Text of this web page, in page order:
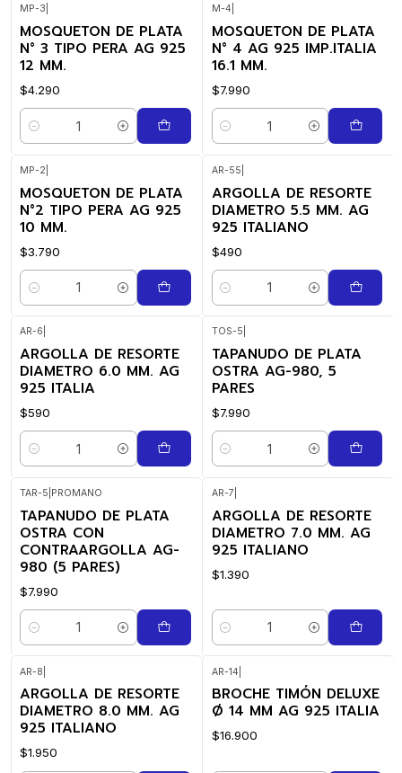
MP-3
MOSQUETON DE PLATA
N° 3 TIPO PERA AG 925
12 MM.
$4.290
Quantidade
M-4
MOSQUETON DE PLATA
N° 4 AG 925 IMP.ITALIA
16.1 MM.
$7.990
Quantidade
MP-2
MOSQUETON DE PLATA
N°2 TIPO PERA AG 925
10 MM.
$3.790
Quantidade
AR-55
ARGOLLA DE RESORTE
DIAMETRO 5.5 MM. AG
925 ITALIANO
$490
Quantidade
AR-6
ARGOLLA DE RESORTE
DIAMETRO 6.0 MM. AG
925 ITALIA
$590
Quantidade
TOS-5
TAPANUDO DE PLATA
OSTRA AG-980, 5
PARES
$7.990
Quantidade
TAR-5 PROMANO
TAPANUDO DE PLATA
OSTRA CON
CONTRAARGOLLA AG-
980 (5 PARES)
$7.990
Quantidade
AR-7
ARGOLLA DE RESORTE
DIAMETRO 7.0 MM. AG
925 ITALIANO
$1.390
Quantidade
AR-8
ARGOLLA DE RESORTE
DIAMETRO 8.0 MM. AG
925 ITALIANO
$1.950
AR-14
BROCHE TIMÓN DELUXE
Ø 14 MM AG 925 ITALIA
$16.900